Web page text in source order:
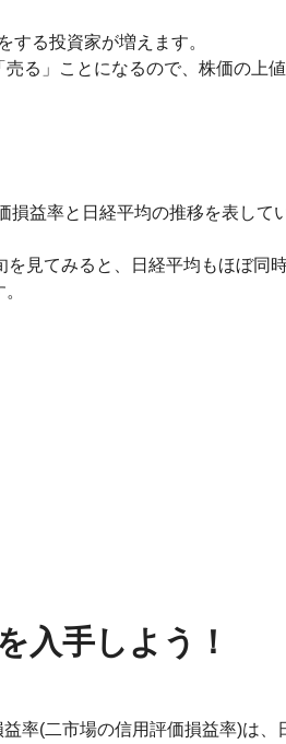
する投資家が増えます。
る」ことになるので、株価の上
損益率と日経平均の推移を表して
見てみると、日経平均もほぼ同
入手しよう！
率(二市場の信用評価損益率)は